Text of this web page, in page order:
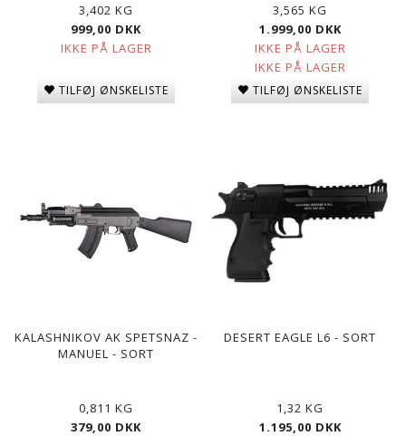
3,402 KG
999,00 DKK
IKKE PÅ LAGER
TILFØJ ØNSKELISTE
3,565 KG
1.999,00 DKK
IKKE PÅ LAGER
IKKE PÅ LAGER
TILFØJ ØNSKELISTE
KALASHNIKOV AK SPETSNAZ -
MANUEL - SORT
0,811 KG
379,00 DKK
DESERT EAGLE L6 - SORT
1,32 KG
1.195,00 DKK